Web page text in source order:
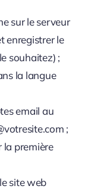
sur le serveur
enregistrer le
souhaitez) ;
la langue
email au
;
la première
site web